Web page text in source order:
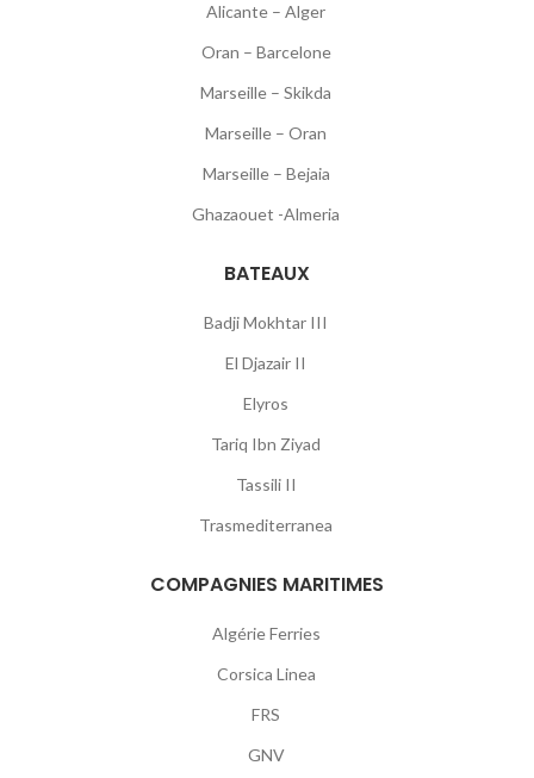
Alicante – Alger
Oran – Barcelone
Marseille – Skikda
Marseille – Oran
Marseille – Bejaia
Ghazaouet -Almeria
BATEAUX
Badji Mokhtar III
El Djazair II
Elyros
Tariq Ibn Ziyad
Tassili II
Trasmediterranea
COMPAGNIES MARITIMES
Algérie Ferries
Corsica Linea
FRS
GNV